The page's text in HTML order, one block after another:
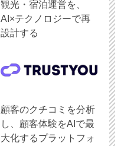
観光・宿泊運営を、
AI×テクノロジーで再
設計する
顧客のクチコミを分析
し、顧客体験をAIで最
大化するプラットフォ